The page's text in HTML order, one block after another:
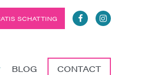
BLOG CONTACT
SCHATTING